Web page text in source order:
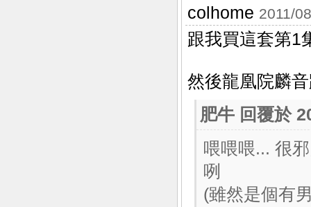
colhome 2011/
跟我買這套第1
然後龍凰院麟
肥牛 回覆於
喂喂喂... 很
咧
(雖然是個有